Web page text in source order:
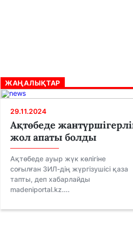
ЖАҢАЛЫҚТАР
29.11.2024
Ақтөбеде
жол апаты болды
Ақтөбеде ауыр жүк көлігіне
соғылған ЗИЛ-дің жүргізушісі қаза
тапты, деп хабарлайды
madeniportal.kz....